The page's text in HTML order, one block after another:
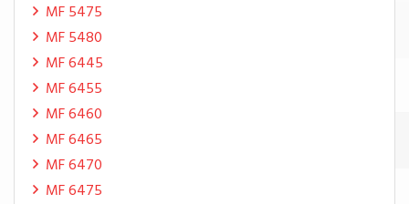
MF 5475
MF 5480
MF 6445
MF 6455
MF 6460
MF 6465
MF 6470
MF 6475